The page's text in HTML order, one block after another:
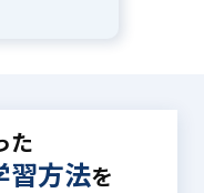
た
習方法を